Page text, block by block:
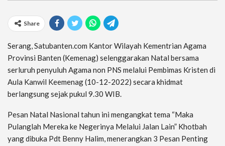
Share
Serang, Satubanten.com Kantor Wilayah Kementrian Agama
Provinsi Banten (Kemenag) selenggarakan Natal bersama
serluruh penyuluh Agama non PNS melalui Pembimas Kristen di
Aula Kanwil Keemenag (10-12-2022) secara khidmat
berlangsung sejak pukul 9.30 WIB.
Pesan Natal Nasional tahun ini mengangkat tema “Maka
Pulanglah Mereka ke Negerinya Melalui Jalan Lain” Khotbah
yang dibuka Pdt Benny Halim, menerangkan 3 Pesan Penting